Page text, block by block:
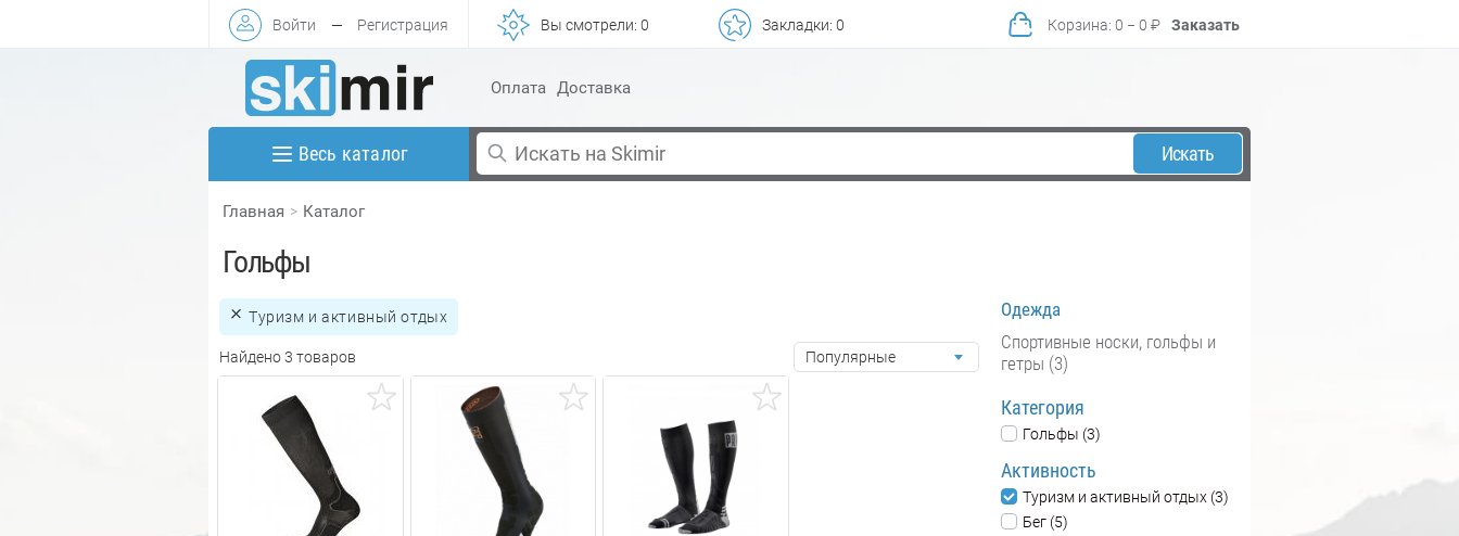
Войти — Регистрация Вы смотрели: 0 Закладки: 0 Корзина: 0 − 0 ₽ Заказать
Оплата Доставка
Весь каталог Искать
Главная Каталог
Гольфы
Туризм и активный отдых
Найдено 3 товаров Популярные
Одежда
Спортивные носки, гольфы и
гетры (3)
Категория
Гольфы (3)
Активность
Туризм и активный отдых (3)
Бег (5)